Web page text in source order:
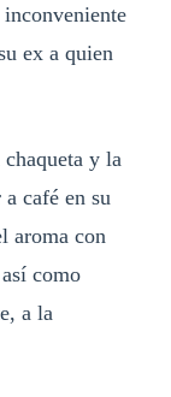
ex a quien
y la
café en su
aroma con
como
a la